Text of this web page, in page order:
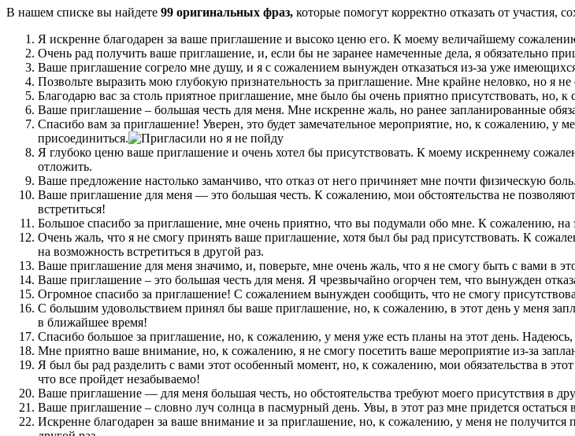
В нашем списке вы найдете 99 оригинальных фраз, которые помогут корректно отказать от
Я искренне благодарен за ваше приглашение и высоко ценю его. К моему величайшему
Очень рад получить ваше приглашение, и, если бы не заранее намеченные дела, я обязательно
Ваше приглашение согрело мне душу, и я с сожалением вынужден отказаться из-за уже
Позвольте выразить мою глубокую признательность за приглашение. Мне крайне неловко, но я не
Благодарю вас за столь приятное приглашение, мне было бы очень приятно присутствовать, но,
Ваше приглашение – большая честь для меня. Мне искренне жаль, но ранее запланированные
Спасибо вам за приглашение! Уверен, это будет замечательное мероприятие, но, к сожалению, у
присоединиться.
Я глубоко ценю ваше приглашение и очень хотел бы присутствовать. К моему искреннему
отложить.
Ваше предложение настолько заманчиво, что отказ от него причиняет мне почти физическую
Ваше приглашение для меня — это большая честь. К сожалению, мои обстоятельства не
встретиться!
Большое спасибо за приглашение, мне очень приятно, что вы подумали обо мне. К сожалению,
Очень жаль, что я не смогу принять ваше приглашение, хотя был бы рад присутствовать. К
на возможность встретиться в другой раз.
Ваше приглашение для меня значимо, и, поверьте, мне очень жаль, что я не смогу быть с вами в
Ваше приглашение – это большая честь для меня. Я чрезвычайно огорчен тем, что вынужден
Огромное спасибо за приглашение! С сожалением вынужден сообщить, что не смогу
С большим удовольствием принял бы ваше приглашение, но, к сожалению, в этот день у меня
в ближайшее время!
Спасибо большое за приглашение, но, к сожалению, у меня уже есть планы на этот день. Надеюсь,
Мне приятно ваше внимание, но, к сожалению, я не смогу посетить ваше мероприятие из-за
Я был бы рад разделить с вами этот особенный момент, но, к сожалению, мои обязательства в
что все пройдет незабываемо!
Ваше приглашение — для меня большая честь, но обстоятельства требуют моего присутствия в
Ваше приглашение – словно луч солнца в пасмурный день. Увы, в этот раз мне придется остаться
Искренне благодарен за ваше внимание и за приглашение, но, к сожалению, у меня не получится